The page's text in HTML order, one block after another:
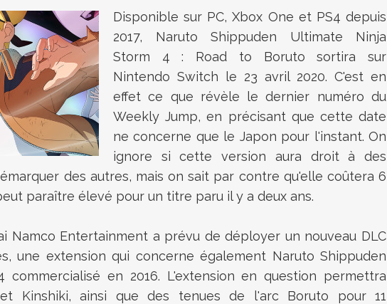
Disponible sur PC, Xbox One et PS4 depuis
2017, Naruto Shippuden Ultimate Ninja
Storm 4 : Road to Boruto sortira sur
Nintendo Switch le 23 avril 2020. C'est en
effet ce que révèle le dernier numéro du
Weekly Jump, en précisant que cette date
ne concerne que le Japon pour l'instant. On
ignore si cette version aura droit à des
des autres, mais on sait par contre qu'elle coûtera 6
paraître élevé pour un titre paru il y a deux ans.
Namco Entertainment a prévu de déployer un nouveau DLC
une extension qui concerne également Naruto Shippuden
commercialisé en 2016. L'extension en question permettra
et Kinshiki, ainsi que des tenues de l'arc Boruto pour 11